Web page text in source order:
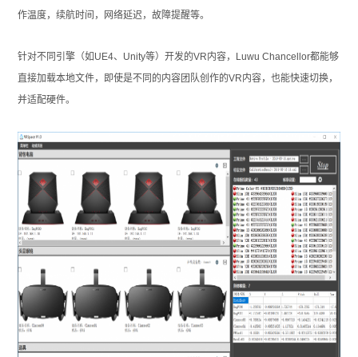
作温度，续航时间，网络延迟，故障提醒等。
针对不同引擎（如UE4、Unity等）开发的VR内容，Luwu Chancellor都能够
直接加载本地文件，即使是不同的内容团队创作的VR内容，也能快速切换，
并适配硬件。